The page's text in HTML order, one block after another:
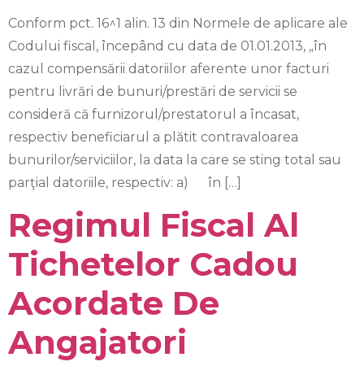
Conform pct. 16^1 alin. 13 din Normele de aplicare ale
Codului fiscal, începând cu data de 01.01.2013, „în
cazul compensării datoriilor aferente unor facturi
pentru livrări de bunuri/prestări de servicii se
consideră că furnizorul/prestatorul a încasat,
respectiv beneficiarul a plătit contravaloarea
bunurilor/serviciilor, la data la care se sting total sau
parţial datoriile, respectiv: a) în […]
Regimul Fiscal Al
Tichetelor Cadou
Acordate De
Angajatori